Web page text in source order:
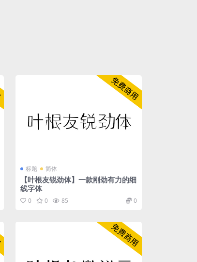
标题 简体
【叶根友锐劲体】一款刚劲有力的细
线字体
0 0 85 0